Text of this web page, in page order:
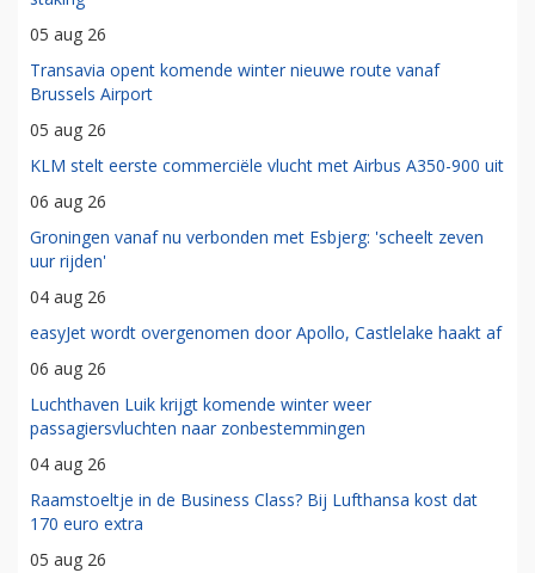
05 aug 26
Transavia opent komende winter nieuwe route vanaf
Brussels Airport
05 aug 26
KLM stelt eerste commerciële vlucht met Airbus A350-900 uit
06 aug 26
Groningen vanaf nu verbonden met Esbjerg: 'scheelt zeven
uur rijden'
04 aug 26
easyJet wordt overgenomen door Apollo, Castlelake haakt af
06 aug 26
Luchthaven Luik krijgt komende winter weer
passagiersvluchten naar zonbestemmingen
04 aug 26
Raamstoeltje in de Business Class? Bij Lufthansa kost dat
170 euro extra
05 aug 26